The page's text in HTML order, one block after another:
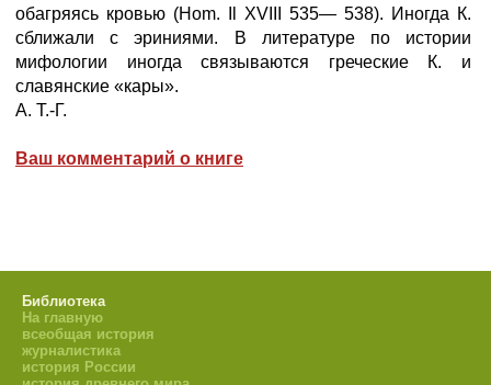
обагряясь кровью (Hom. Il XVIII 535— 538). Иногда К.
сближали с эриниями. В литературе по истории
мифологии иногда связываются греческие К. и
славянские «кары».
А. Т.-Г.
Ваш комментарий о книге
Библиотека
На главную
всеобщая история
журналистика
история России